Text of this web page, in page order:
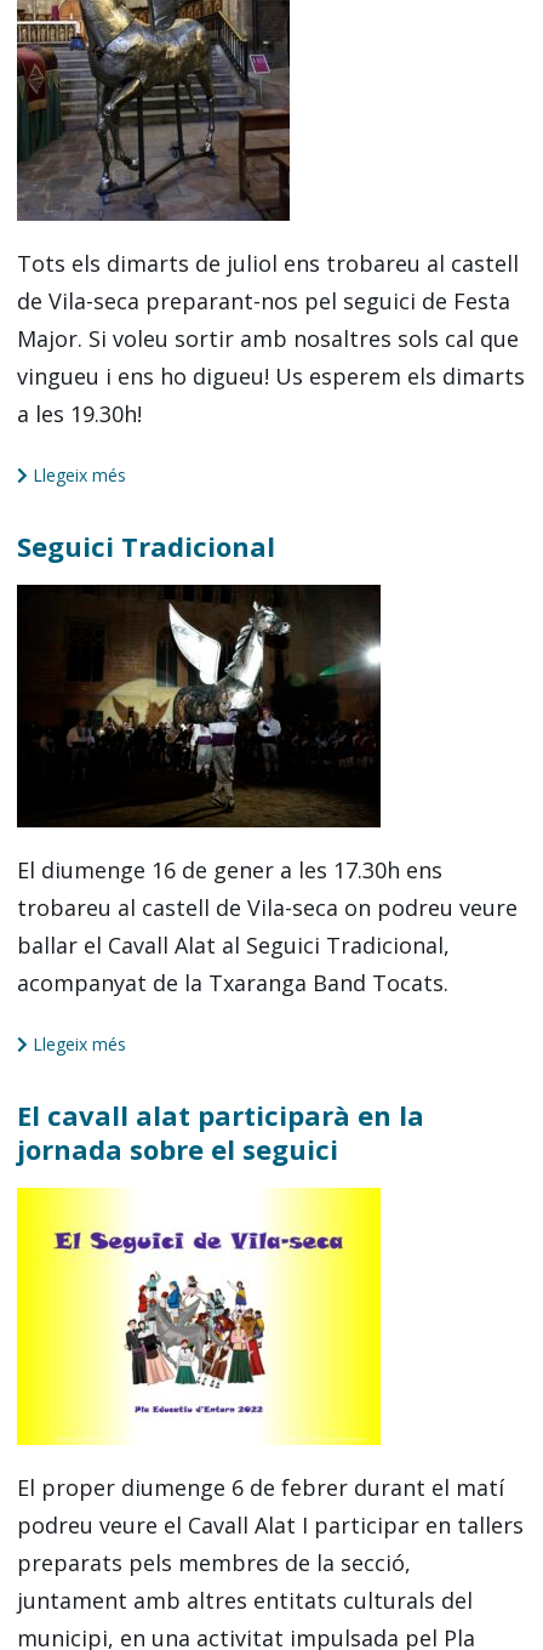
Tots els dimarts de juliol ens trobareu al castell
de Vila-seca preparant-nos pel seguici de Festa
Major. Si voleu sortir amb nosaltres sols cal que
vingueu i ens ho digueu! Us esperem els dimarts
a les 19.30h!
Llegeix més
Seguici Tradicional
El diumenge 16 de gener a les 17.30h ens
trobareu al castell de Vila-seca on podreu veure
ballar el Cavall Alat al Seguici Tradicional,
acompanyat de la Txaranga Band Tocats.
Llegeix més
El cavall alat participarà en la
jornada sobre el seguici
El proper diumenge 6 de febrer durant el matí
podreu veure el Cavall Alat I participar en tallers
preparats pels membres de la secció,
juntament amb altres entitats culturals del
municipi, en una activitat impulsada pel Pla